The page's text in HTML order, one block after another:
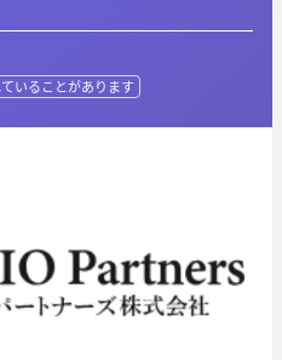
いることがあります